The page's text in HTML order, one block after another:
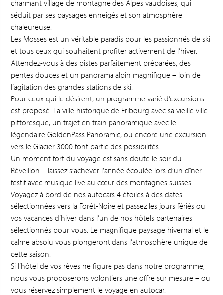
charmant village de montagne des Alpes vaudoises, qui
séduit par ses paysages enneigés et son atmosphère
chaleureuse.
Les Mosses est un véritable paradis pour les passionnés de ski
et tous ceux qui souhaitent profiter activement de l’hiver.
Attendez-vous à des pistes parfaitement préparées, des
pentes douces et un panorama alpin magnifique – loin de
l’agitation des grandes stations de ski.
Pour ceux qui le désirent, un programme varié d’excursions
est proposé. La ville historique de Fribourg avec sa vieille ville
pittoresque, un trajet en train panoramique avec le
légendaire GoldenPass Panoramic, ou encore une excursion
vers le Glacier 3000 font partie des possibilités.
Un moment fort du voyage est sans doute le soir du
Réveillon – laissez s’achever l’année écoulée lors d’un dîner
festif avec musique live au cœur des montagnes suisses.
Voyagez à bord de nos autocars 4 étoiles à des dates
sélectionnées vers la Forêt-Noire et passez les jours fériés ou
vos vacances d’hiver dans l’un de nos hôtels partenaires
sélectionnés pour vous. Le magnifique paysage hivernal et le
calme absolu vous plongeront dans l’atmosphère unique de
cette saison.
Si l’hôtel de vos rêves ne figure pas dans notre programme,
nous vous proposerons volontiers une offre sur mesure – ou
vous réservez simplement le voyage en autocar.